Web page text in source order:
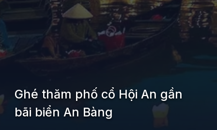
Ghé thăm phố cổ Hội An gần
bãi biển An Bàng